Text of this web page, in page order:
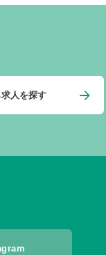
人を探す